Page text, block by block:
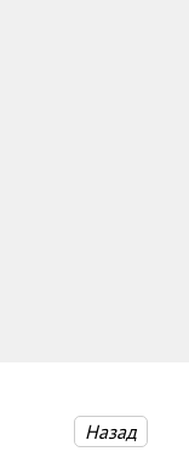
Назад